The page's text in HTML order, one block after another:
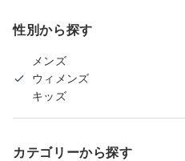
性別から探す
メンズ
ウィメンズ
キッズ
カテゴリーから探す